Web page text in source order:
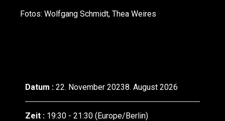
Fotos: Wolfgang Schmidt, Thea Weires
Datum : 22. November 20238. August 2026
Zeit : 19:30 - 21:30 (Europe/Berlin)